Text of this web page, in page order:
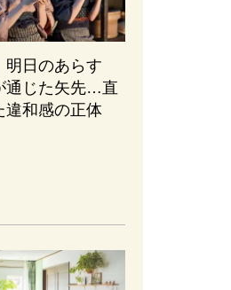
明日のあらす
通じた矢先…直
違和感の正体